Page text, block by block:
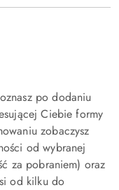
po dodaniu
Ciebie formy
zobaczysz
od wybranej
za pobraniem) oraz
od kilku do